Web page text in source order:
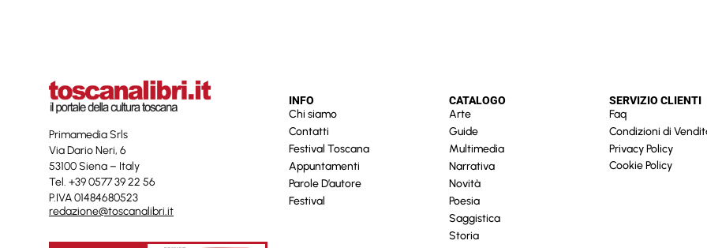
Primamedia Srls
Via Dario Neri, 6
53100 Siena – Italy
Tel. +39 0577 39 22 56
P.IVA 01484680523
redazione@toscanalibri.it
INFO
Chi siamo
Contatti
Festival Toscana
Appuntamenti
Parole D’autore
Festival
CATALOGO
Arte
Guide
Multimedia
Narrativa
Novità
Poesia
Saggistica
Storia
SERVIZIO CLIENTI
Faq
Condizioni di
Privacy Policy
Cookie Policy